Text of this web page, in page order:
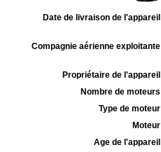
Date de livraison de
Compagnie aérienne
Propriétaire de
Nombre de
Type de
Age de